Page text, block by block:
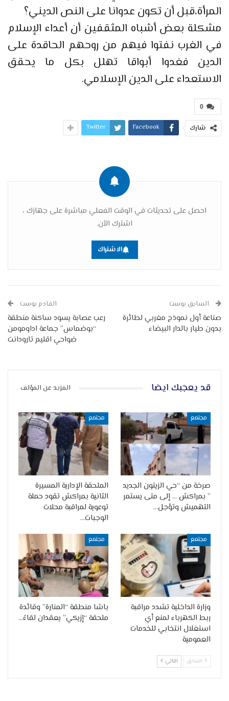
المرأة،قبل أن تكون عدوانا على النص الديني؟
مشكلة بعض أشباه المثقفين أن أعداء الإسلام
في الغرب نفتوا فيهم من روحهم الحاقدة على
الدين فغدوا أبواقا تهلل بكل ما يحقق
الاستعداء على الدين الإسلامي.
0
شارك Facebook
Twitter
احصل على تحديثات في الوقت الفعلي مباشرة على جهازك ،
اشترك الآن.
الاشتراك
السابق بوست
صناعة أول نموذج مغربي لطائرة
بدون طيار بالدار البيضاء
القادم بوست
رعب عصابة يسود ساكنة منطقة
“بوضماس” جماعة اداومومن
ضواحي اقليم تارودانت
قد يعجبك ايضا المزيد عن المؤلف
مجتمع
صرخة من “حي الزيتون الجديد
” بمراكش … إلى متى يستمر
التهميش وتؤجل…
مجتمع
الملحقة الإدارية المسيرة
الثانية بمراكش تقود حملة
توعوية لمراقبة محلات
الوجبات…
مجتمع
وزارة الداخلية تشدد مراقبة
ربط الكهرباء لمنع أي
استغلال انتخابي للخدمات
العمومية
مجتمع
باشا منطقة “المنارة” وقائدة
ملحقة “إزيكي” يعقدان لقاءً…
السابق التالي